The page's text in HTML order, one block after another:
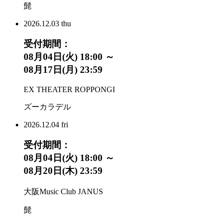
髭
2026.12.03 thu
受付期間：
08月04日(火) 18:00 ～
08月17日(月) 23:59
EX THEATER ROPPONGI
ズーカラデル
2026.12.04 fri
受付期間：
08月04日(火) 18:00 ～
08月20日(木) 23:59
大阪Music Club JANUS
髭